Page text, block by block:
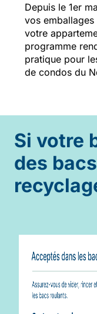
Depuis le 1er
vos
votre
programme
pratique pour
de condos du
Si votre
des